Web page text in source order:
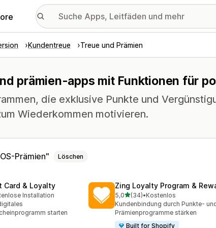
Kundentreue Treue und Prämien
prämien-apps mit Funktionen für
die exklusive Punkte und
Wiederkommen motivieren.
Prämien Löschen
Card & Loyalty
insgesamtInstallation
starten
Zing Loyalty Program &
5,0von 5 Sternen
(34)
34 Rezensionen insgesamt
•Kostenlos
Kundenbindung durch Punkte-
Prämienprogramme stärken
Built for Shopify